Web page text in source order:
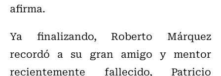
afirma.
Ya finalizando, Roberto Márquez
recordó a su gran amigo y mentor
recientemente fallecido, Patricio